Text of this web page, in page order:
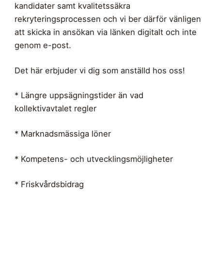
kandidater samt kvalitetssäkra
rekryteringsprocessen och vi ber därför vänligen
att skicka in ansökan via länken digitalt och inte
genom e-post.
Det här erbjuder vi dig som anställd hos oss!
* Längre uppsägningstider än vad
kollektivavtalet regler
* Marknadsmässiga löner
* Kompetens- och utvecklingsmöjligheter
* Friskvårdsbidrag